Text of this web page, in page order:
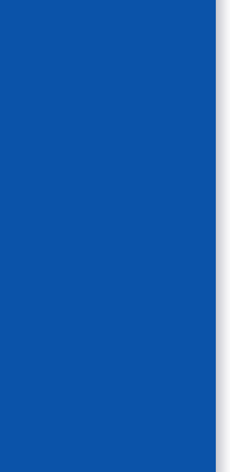
Einrichtungen